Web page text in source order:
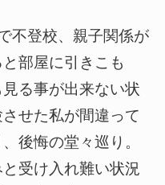
不登校、親子関係が
部屋に引きこも
る事が出来ない状
せた私が間違って
後悔の堂々巡り。
受け入れ難い状況